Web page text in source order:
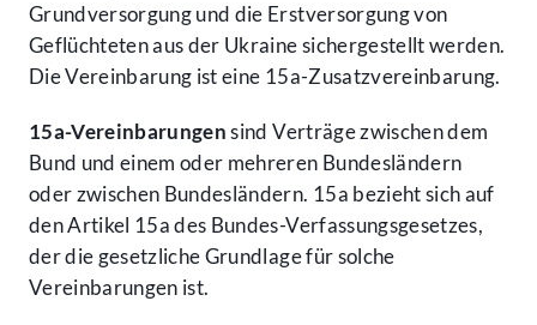
Grundversorgung und die Erstversorgung von
Geflüchteten aus der Ukraine sichergestellt werden.
Die Vereinbarung ist eine 15a-Zusatzvereinbarung.
15a-Vereinbarungensind Verträge zwischen dem
Bund und einem oder mehreren Bundesländern
oder zwischen Bundesländern. 15a bezieht sich auf
den Artikel 15a des Bundes-Verfassungsgesetzes,
der die gesetzliche Grundlage für solche
Vereinbarungen ist.